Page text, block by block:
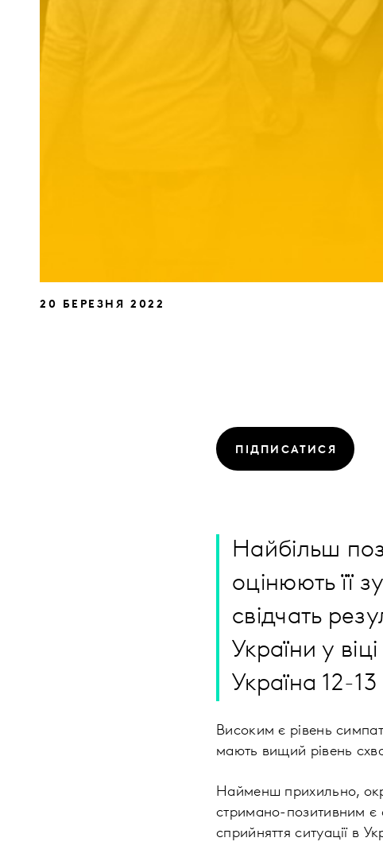
20 БЕРЕЗНЯ 2022
ПІДПИСАТИСЯ
Найбільш
оцінюють її
свідчать
України у
Україна 12-
Високим є рівень
мають вищий рівень
Найменш прихильно,
стримано-позитивним є
сприйняття ситуації в